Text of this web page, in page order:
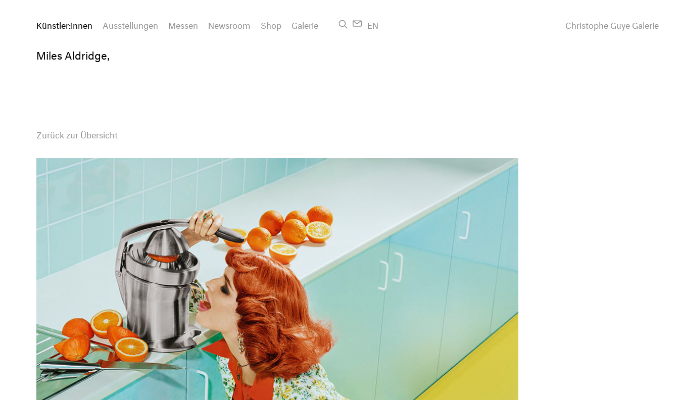
Christophe Guye Galerie
Künstler:innen Ausstellungen Messen Newsroom Shop Galerie EN
Miles Aldridge,
Zurück zur Übersicht